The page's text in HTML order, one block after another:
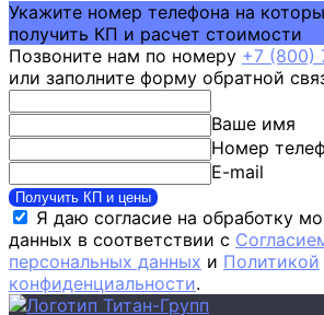
Укажите номер телефона на
получить КП и расчет стоимости
Позвоните нам по номеру +7 (800)
или заполните форму обратной
Ваше имя
Номер
E-mail
Получить КП и цены
Я даю согласие на обработку
данных в соответствии с
персональных данных и Политикой
конфиденциальности.